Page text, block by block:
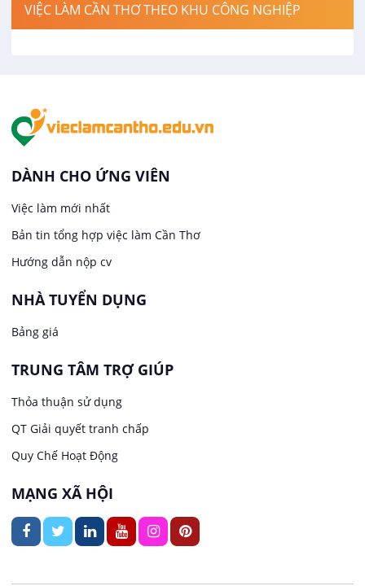
Hàng hải / Hàng không
In ấn / Xuất bản
Kế toán
Lái xe
Lao Động Phổ Thông
Lễ tân
May mặc
Ngân hàng
Nhà hàng / Khách sạn
Việc làm tại Cái Khế
Việc làm tại An Bình
Việc làm tại Long Tuyền
Việc làm tại Hưng Phú
Việc làm tại Phước Thới
Việc làm tại Thới Long
Việc làm tại Trung Nhất
Việc làm tại Thuận Hưng
Việc làm tại Vị Thanh
VIỆC LÀM CẦN THƠ THEO KHU CÔNG NGHIỆP
DÀNH CHO ỨNG VIÊN
Việc làm mới nhất
Bản tin tổng hợp việc làm Cần Thơ
Hướng dẫn nộp cv
NHÀ TUYỂN DỤNG
Bảng giá
TRUNG TÂM TRỢ GIÚP
Thỏa thuận sử dụng
QT Giải quyết tranh chấp
Quy Chế Hoạt Động
MẠNG XÃ HỘI